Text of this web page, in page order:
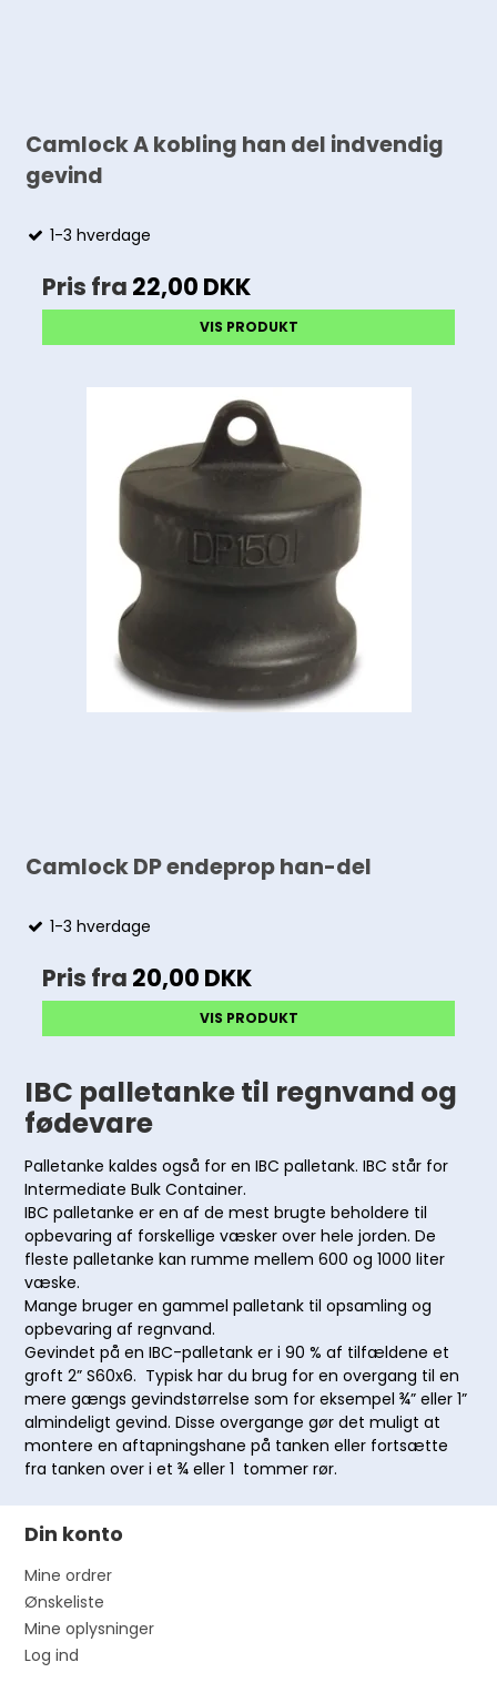
Camlock A kobling han del indvendig
gevind
1-3 hverdage
Pris fra 22,00 DKK
VIS PRODUKT
Camlock DP endeprop han-del
1-3 hverdage
Pris fra 20,00 DKK
VIS PRODUKT
IBC palletanke til regnvand og
fødevare
Palletanke kaldes også for en IBC palletank. IBC står for
Intermediate Bulk Container.
IBC palletanke er en af de mest brugte beholdere til
opbevaring af forskellige væsker over hele jorden. De
fleste palletanke kan rumme mellem 600 og 1000 liter
væske.
Mange bruger en gammel palletank til opsamling og
opbevaring af regnvand.
Gevindet på en IBC-palletank er i 90 % af tilfældene et
groft 2” S60x6. Typisk har du brug for en overgang til en
mere gængs gevindstørrelse som for eksempel ¾” eller 1”
almindeligt gevind. Disse overgange gør det muligt at
montere en aftapningshane på tanken eller fortsætte
fra tanken over i et ¾ eller 1 tommer rør.
Din konto
Mine ordrer
Ønskeliste
Mine oplysninger
Log ind